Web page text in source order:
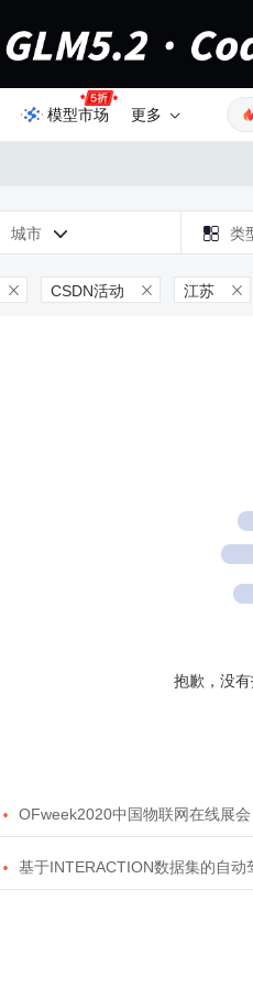
模型市场 更多
城市   类
 CSDN活动  江苏 
抱歉，没
 OFweek2020中国物联网在线展会
 基于INTERACTION数据集的自动驾驶预测